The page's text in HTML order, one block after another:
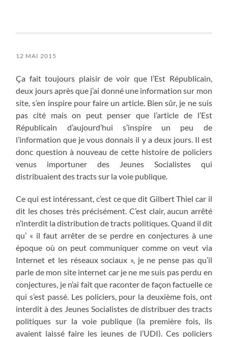
12 MAI 2015
Ça fait toujours plaisir de voir que l’Est Républicain,
deux jours après que j’ai donné une information sur mon
site, s’en inspire pour faire un article. Bien sûr, je ne suis
pas cité mais on peut penser que l’article de l’Est
Républicain d’aujourd’hui s’inspire un peu de
l’information que je vous donnais il y a deux jours. Il est
donc question à nouveau de cette histoire de policiers
venus importuner des Jeunes Socialistes qui
distribuaient des tracts sur la voie publique.
Ce qui est intéressant, c’est ce que dit Gilbert Thiel car il
dit les choses très précisément. C’est clair, aucun arrêté
n’interdit la distribution de tracts politiques. Quand il dit
qu’ « il faut arrêter de se perdre en conjectures à une
époque où on peut communiquer comme on veut via
Internet et les réseaux sociaux », je ne pense pas qu’il
parle de mon site internet car je ne me suis pas perdu en
conjectures, je n’ai fait que raconter de façon factuelle ce
qui s’est passé. Les policiers, pour la deuxième fois, ont
interdit à des Jeunes Socialistes de distribuer des tracts
politiques sur la voie publique (la première fois, ils
avaient laissé faire les jeunes de l’UDI). Ces policiers